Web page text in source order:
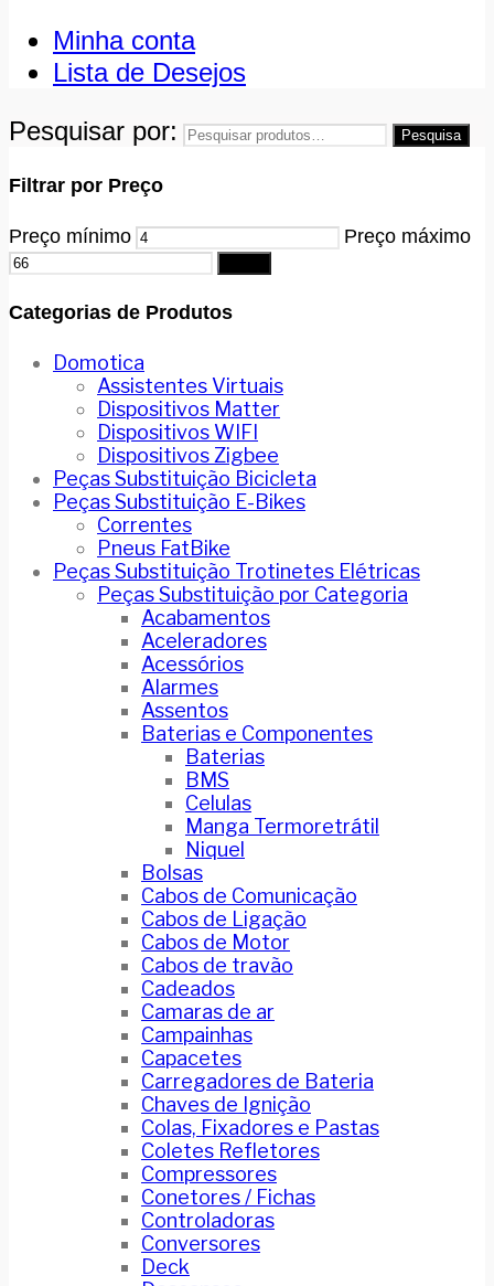
Minha conta
Lista de Desejos
Pesquisar por:
Pesquisa
Filtrar por Preço
Preço mínimo Preço máximo
Categorias de Produtos
Domotica
Assistentes Virtuais
Dispositivos Matter
Dispositivos WIFI
Dispositivos Zigbee
Peças Substituição Bicicleta
Peças Substituição E-Bikes
Correntes
Pneus FatBike
Peças Substituição Trotinetes Elétricas
Peças Substituição por Categoria
Acabamentos
Aceleradores
Acessórios
Alarmes
Assentos
Baterias e Componentes
Baterias
BMS
Celulas
Manga Termoretrátil
Niquel
Bolsas
Cabos de Comunicação
Cabos de Ligação
Cabos de Motor
Cabos de travão
Cadeados
Camaras de ar
Campainhas
Capacetes
Carregadores de Bateria
Chaves de Ignição
Colas, Fixadores e Pastas
Coletes Refletores
Compressores
Conetores / Fichas
Controladoras
Conversores
Deck